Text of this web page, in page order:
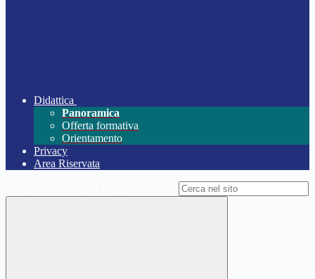
Didattica
Panoramica
Offerta formativa
Orientamento
Privacy
Area Riservata